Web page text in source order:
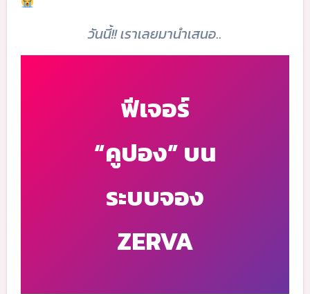
วันนี้!! เราเลยมานำเสนอ..
ฟีเจอร์
“คูปอง” บน
ระบบจอง
ZERVA